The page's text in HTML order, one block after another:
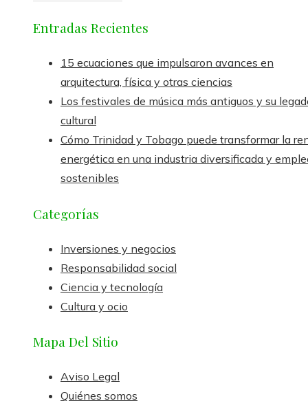
Entradas Recientes
15 ecuaciones que impulsaron avances en
arquitectura, física y otras ciencias
Los festivales de música más antiguos y su
cultural
Cómo Trinidad y Tobago puede transformar la
energética en una industria diversificada y
sostenibles
Categorías
Inversiones y negocios
Responsabilidad social
Ciencia y tecnología
Cultura y ocio
Mapa Del Sitio
Aviso Legal
Quiénes somos